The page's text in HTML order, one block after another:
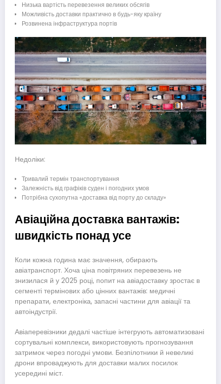
Низька вартість перевезення великих обсягів
Можливість доставки практично в будь-яку країну
Розвинена інфраструктура портів
Недоліки:
Тривалий термін транспортування
Залежність від графіків суден і погодних умов
Потрібна сухопутна «доставка від порту до складу»
Авіаційна доставка вантажів:
швидкість понад усе
Коли кожна година має значення, обирають
авіатранспорт. Хоча ціна повітряних перевезень не
знизилася й у 2025 році, попит на авіадоставку зростає в
сегменті термінових або цінних вантажів: медичні
препарати, електроніка, запасні частини для авіації та
автоіндустрії.
Авіаперевізники дедалі частіше інтегрують автоматизовані
сортувальні комплекси, використовують прогнозування
затримок через погодні умови. Безпілотники й невеликі
дрони впроваджують для доставки малих посилок
усередині міст.